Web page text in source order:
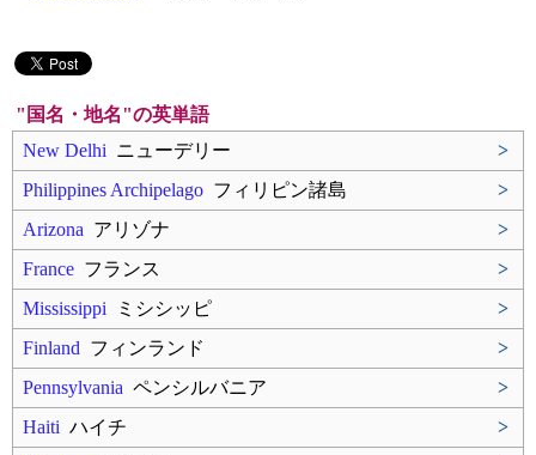
"国名・地名"の英単語
New Delhi ニューデリー
>
Philippines Archipelago フィリピン諸島
>
Arizona アリゾナ
>
France フランス
>
Mississippi ミシシッピ
>
Finland フィンランド
>
Pennsylvania ペンシルバニア
>
Haiti ハイチ
>